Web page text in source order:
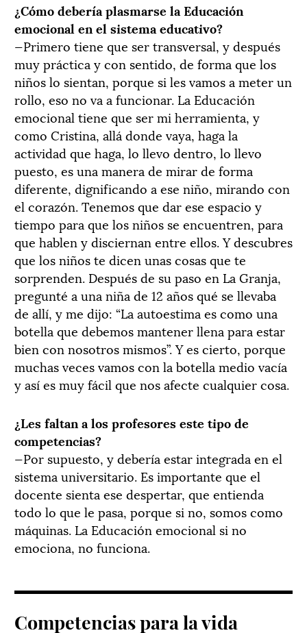
¿Cómo debería plasmarse la Educación
emocional en el sistema educativo?
—Primero tiene que ser transversal, y después
muy práctica y con sentido, de forma que los
niños lo sientan, porque si les vamos a meter un
rollo, eso no va a funcionar. La Educación
emocional tiene que ser mi herramienta, y
como Cristina, allá donde vaya, haga la
actividad que haga, lo llevo dentro, lo llevo
puesto, es una manera de mirar de forma
diferente, dignificando a ese niño, mirando con
el corazón. Tenemos que dar ese espacio y
tiempo para que los niños se encuentren, para
que hablen y disciernan entre ellos. Y descubres
que los niños te dicen unas cosas que te
sorprenden. Después de su paso en La Granja,
pregunté a una niña de 12 años qué se llevaba
de allí, y me dijo: “La autoestima es como una
botella que debemos mantener llena para estar
bien con nosotros mismos”. Y es cierto, porque
muchas veces vamos con la botella medio vacía
y así es muy fácil que nos afecte cualquier cosa.
¿Les faltan a los profesores este tipo de
competencias?
—Por supuesto, y debería estar integrada en el
sistema universitario. Es importante que el
docente sienta ese despertar, que entienda
todo lo que le pasa, porque si no, somos como
máquinas. La Educación emocional si no
emociona, no funciona.
Competencias para la vida